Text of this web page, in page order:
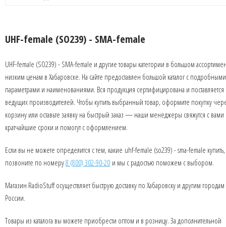
UHF-female (SO239) - SMA-female
UHF-female (SO239) - SMA-female и другие товары категории в большом
низким ценам в Хабаровске. На сайте предоставлен большой каталог с подробными
параметрами и наименованиями. Вся продукция сертифицирована и поставляется
ведущих производителей. Чтобы купить выбранный товар, оформите покупку
корзину или оставьте заявку на быстрый заказ — наши менеджеры свяжутся с вами
кратчайшие сроки и помогут с оформлением.
Если вы не можете определится с тем, какие uhf-female (so239) - sma-female купить,
позвоните по номеру8 (800) 302-90-20 и мы с радостью поможем с выбором.
Магазин RadioStuff осуществляет быструю доставку по Хабаровску и другим городам
России.
Товары из каталога вы можете приобрести оптом и в розницу. За дополнительной